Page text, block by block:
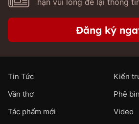
Đăng ký
Tin Tức
Kiến
Văn thơ
Phê
Tác phẩm mới
Video